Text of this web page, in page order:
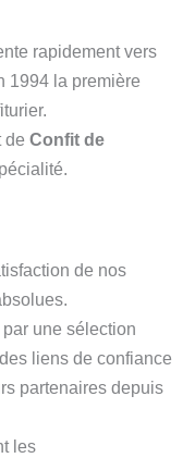
rapidement vers
1994 la première
de Confit de
de nos
une sélection
liens de confiance
partenaires depuis
les